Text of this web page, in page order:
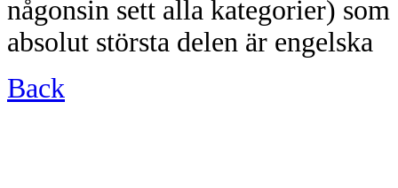
någonsin sett alla kategorier)
absolut största delen är engelska
Back